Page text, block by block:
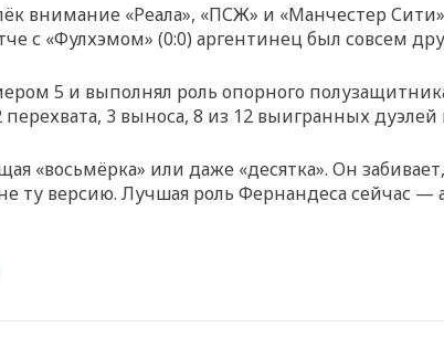
внимание «Реала», «ПСЖ» и «Манчестер
с «Фулхэмом» (0:0) аргентинец был совсем
5 и выполнял роль опорного
3 выноса, 8 из 12 выигранных дуэлей
«восьмёрка» или даже «десятка». Он
ту версию. Лучшая роль Фернандеса сейчас